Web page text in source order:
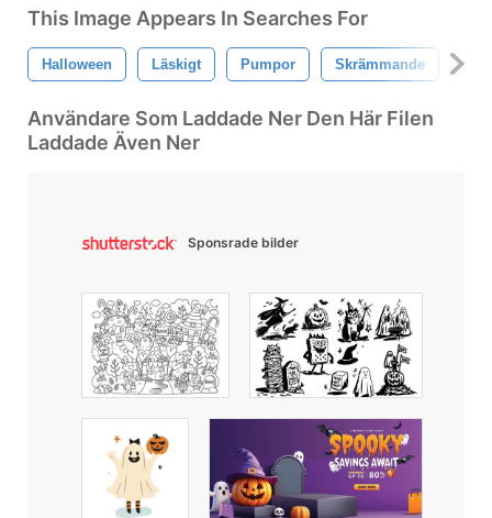
This Image Appears In Searches For
Halloween Läskigt Pumpor Skrämmande
Användare Som Laddade Ner Den Här Filen
Laddade Även Ner
Sponsrade bilder